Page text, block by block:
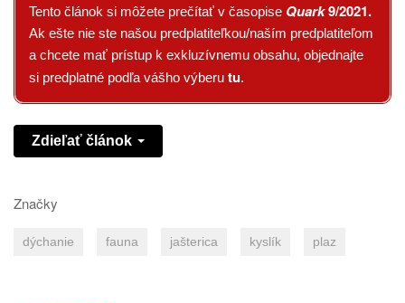
Tento článok si môžete prečítať v časopise Quark9/2021.
Ak ešte nie ste našou predplatiteľkou/naším predplatiteľom
a chcete mať prístup k exkluzívnemu obsahu, objednajte
si predplatné podľa vášho výberu tu.
Zdieľať článok
Značky
dýchanie fauna jašterica kyslík plaz